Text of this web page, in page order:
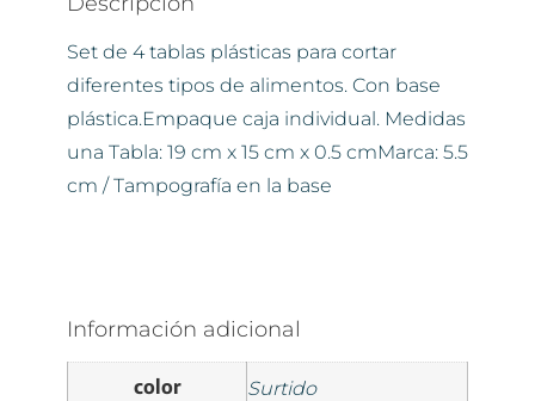
Set de 4 tablas plásticas para cortar
diferentes tipos de alimentos. Con base
plástica.Empaque caja individual. Medidas
una Tabla: 19 cm x 15 cm x 0.5 cmMarca: 5.5
cm / Tampografía en la base
Información adicional
color Surtido